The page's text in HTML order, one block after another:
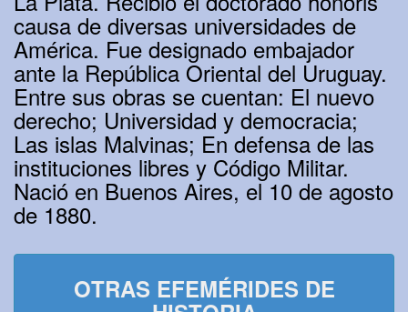
causa de diversas universidades de
América. Fue designado embajador
ante la República Oriental del Uruguay.
Entre sus obras se cuentan: El nuevo
derecho; Universidad y democracia;
Las islas Malvinas; En defensa de las
instituciones libres y Código Militar.
Nació en Buenos Aires, el 10 de agosto
de 1880.
OTRAS EFEMÉRIDES DE